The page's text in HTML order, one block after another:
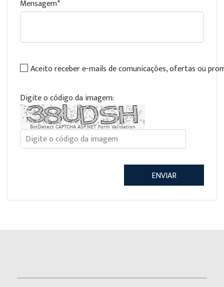
Mensagem
Aceito receber e-mails de comunicações, ofertas ou
Digite o código da imagem:
BotDetect CAPTCHA ASP.NET Form Validation
ENVIAR